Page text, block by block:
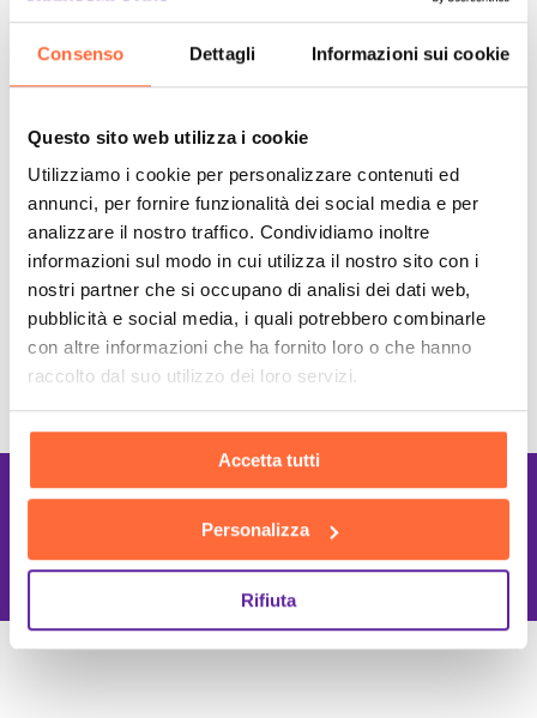
Consenso Dettagli Informazioni sui cookie
Questo sito web utilizza i cookie
Utilizziamo i cookie per personalizzare contenuti ed
annunci, per fornire funzionalità dei social media e per
analizzare il nostro traffico. Condividiamo inoltre
informazioni sul modo in cui utilizza il nostro sito con i
nostri partner che si occupano di analisi dei dati web,
pubblicità e social media, i quali potrebbero combinarle
con altre informazioni che ha fornito loro o che hanno
raccolto dal suo utilizzo dei loro servizi.
Accetta tutti
Personalizza
Rifiuta
Lavoriamo con le
Migliori tecnologie